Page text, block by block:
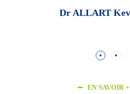
Dr ALLART Kevin
EN SAVOIR +